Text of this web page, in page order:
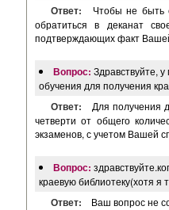
Ответ:
Чтобы не быть
обратиться в деканат
подтверждающих факт
Вопрос: Здравствуйте,
обучения для получения
Ответ:
Для получения
четверти от общего
экзаменов, с учетом Вашей
Вопрос:
краевую библиотеку(хотя
Ответ: Ваш вопрос не